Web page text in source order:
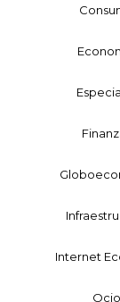
Internet
Ocio